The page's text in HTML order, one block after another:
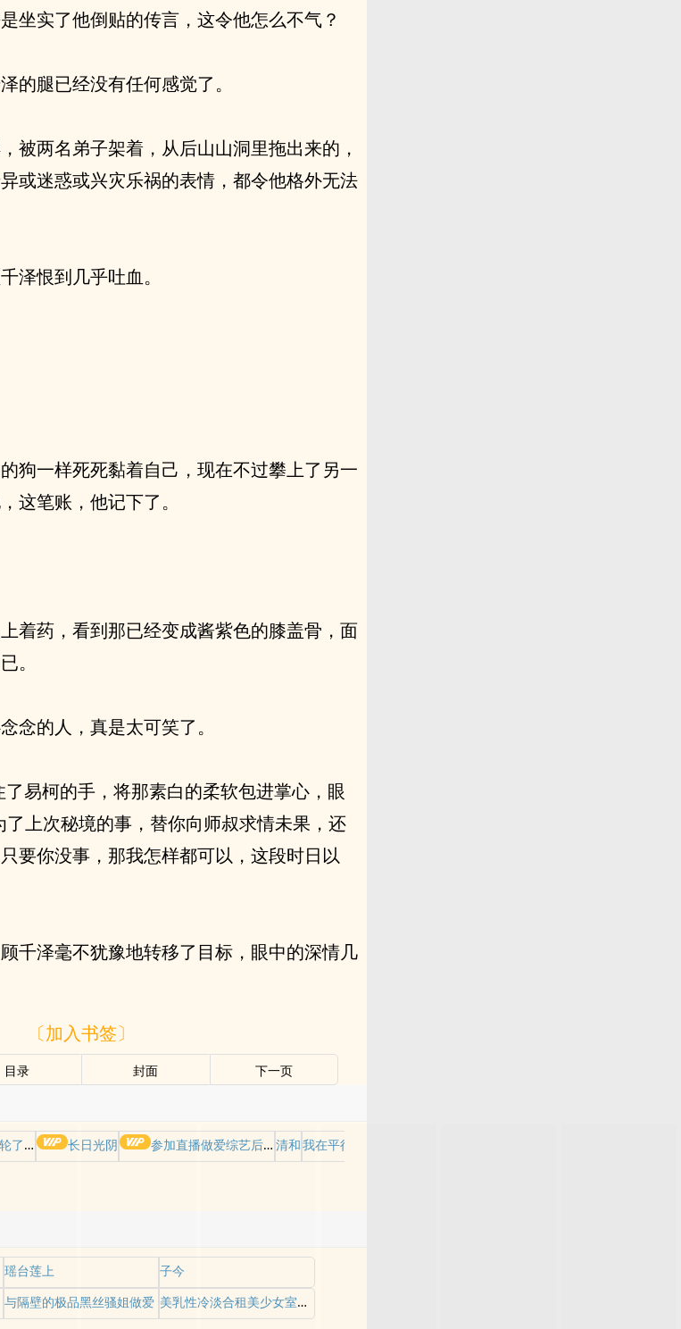
坐实了他倒贴的传言，这令他怎么不气？
的腿已经没有任何感觉了。
被两名弟子架着，从后山山洞里拖出来的，
或迷惑或兴灾乐祸的表情，都令他格外无法
泽恨到几乎吐血。
狗一样死死黏着自己，现在不过攀上了另一
这笔账，他记下了。
着药，看到那已经变成酱紫色的膝盖骨，面
。
念的人，真是太可笑了。
易柯的手，将那素白的柔软包进掌心，眼
了上次秘境的事，替你向师叔求情未果，还
要你没事，那我怎样都可以，这段时日以
千泽毫不犹豫地转移了目标，眼中的深情几
〔加入书签〕
目录 封面 下一页
后 长日光阴 参加直播做爱综艺后我火了(NPH) 清和我在平行世界当王
瑶台莲上
子今
与隔壁的极品黑丝骚姐做爱 美乳性冷淡合租美少女室友对我不设防